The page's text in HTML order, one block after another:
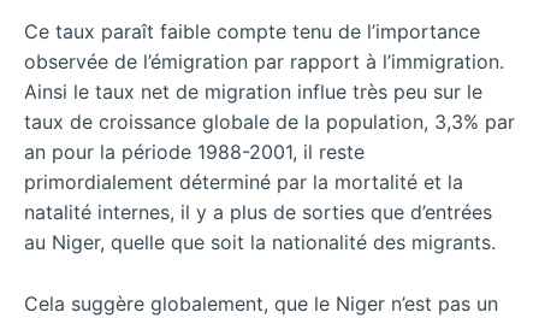
Ce taux paraît faible compte tenu de l’importance
observée de l’émigration par rapport à l’immigration.
Ainsi le taux net de migration influe très peu sur le
taux de croissance globale de la population, 3,3% par
an pour la période 1988-2001, il reste
primordialement déterminé par la mortalité et la
natalité internes, il y a plus de sorties que d’entrées
au Niger, quelle que soit la nationalité des migrants.
Cela suggère globalement, que le Niger n’est pas un